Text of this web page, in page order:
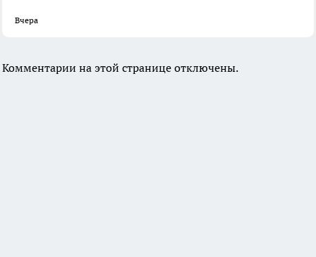
Вчера
Комментарии на этой странице отключены.